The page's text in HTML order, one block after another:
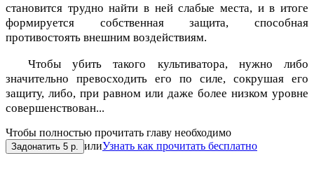
становится трудно найти в ней слабые места, и в итоге
формируется собственная защита, способная
противостоять внешним воздействиям.
Чтобы убить такого культиватора, нужно либо
значительно превосходить его по силе, сокрушая его
защиту, либо, при равном или даже более низком уровне
совершенствован...
Чтобы полностью прочитать главу необходимо
Задонатить 5 р. илиУзнать как прочитать бесплатно